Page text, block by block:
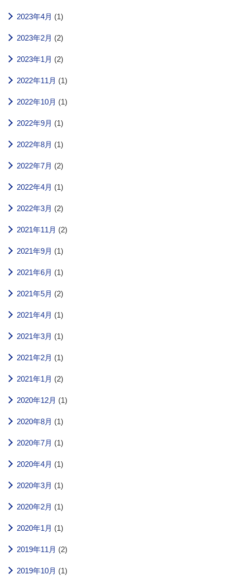
2023年4月 (1)
2023年2月 (2)
2023年1月 (2)
2022年11月 (1)
2022年10月 (1)
2022年9月 (1)
2022年8月 (1)
2022年7月 (2)
2022年4月 (1)
2022年3月 (2)
2021年11月 (2)
2021年9月 (1)
2021年6月 (1)
2021年5月 (2)
2021年4月 (1)
2021年3月 (1)
2021年2月 (1)
2021年1月 (2)
2020年12月 (1)
2020年8月 (1)
2020年7月 (1)
2020年4月 (1)
2020年3月 (1)
2020年2月 (1)
2020年1月 (1)
2019年11月 (2)
2019年10月 (1)